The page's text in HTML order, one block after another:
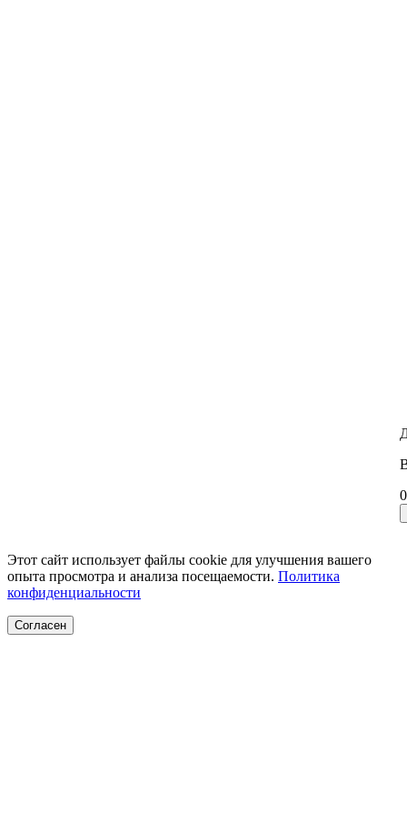
Этот сайт использует файлы cookie для улучшения вашего
опыта просмотра и анализа посещаемости. Политика
конфиденциальности
Согласен